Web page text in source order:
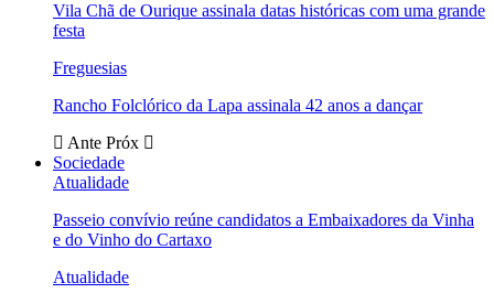
Vila Chã de Ourique assinala datas históricas com uma grande
festa
Freguesias
Rancho Folclórico da Lapa assinala 42 anos a dançar
Ante Próx
Sociedade
Atualidade
Passeio convívio reúne candidatos a Embaixadores da Vinha
e do Vinho do Cartaxo
Atualidade